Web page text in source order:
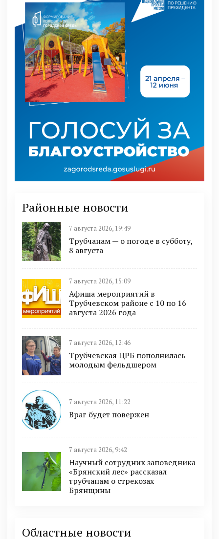
Районные новости
7 августа 2026, 19:49
Трубчанам — о погоде в субботу,
8 августа
7 августа 2026, 15:09
Афиша мероприятий в
Трубчевском районе с 10 по 16
августа 2026 года
7 августа 2026, 12:46
Трубчевская ЦРБ пополнилась
молодым фельдшером
7 августа 2026, 11:22
Враг будет повержен
7 августа 2026, 9:42
Научный сотрудник заповедника
«Брянский лес» рассказал
трубчанам о стрекозах
Брянщины
Областные новости